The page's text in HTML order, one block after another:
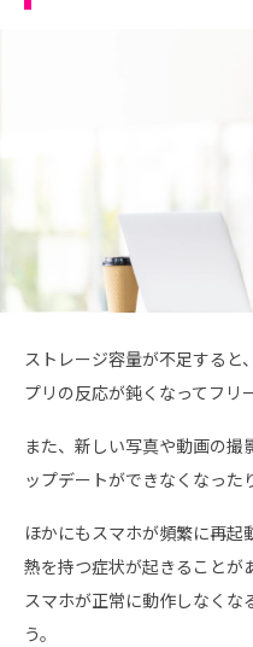
ストレージ容量が不足すると
プリの反応が鈍くなってフリ
また、新しい写真や動画の撮
ップデートができなくなった
ほかにもスマホが頻繁に再起
熱を持つ症状が起きることが
スマホが正常に動作しなくな
う。